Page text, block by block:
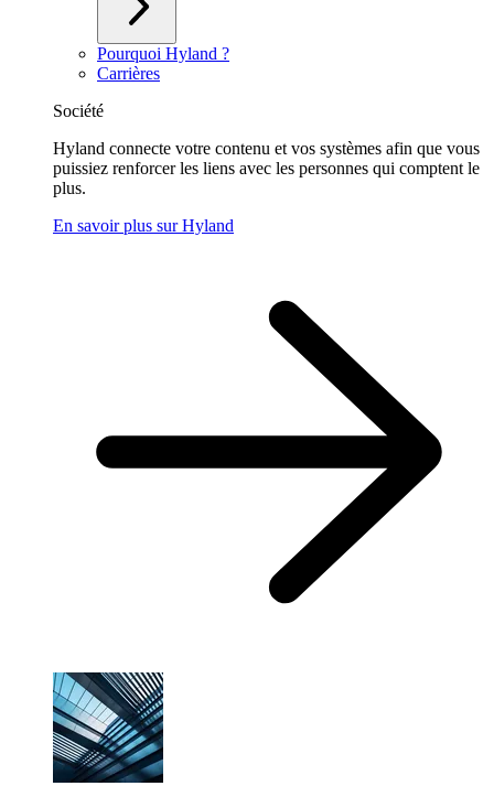
Pourquoi Hyland ?
Carrières
Société
Hyland connecte votre contenu et vos systèmes afin que vous
puissiez renforcer les liens avec les personnes qui comptent le
plus.
En savoir plus sur Hyland